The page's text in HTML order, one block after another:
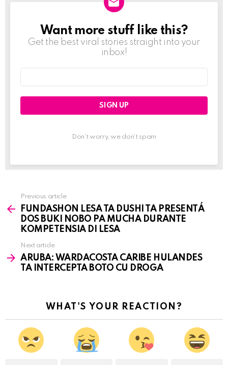
NEWSLETTER
Want more stuff like this?
Get the best viral stories straight into your
inbox!
Don't worry, we don't spam
more
Previous article
FUNDASHON LESA TA DUSHI TA PRESENTÁ
DOS BUKI NOBO PA MUCHA DURANTE
KOMPETENSIA DI LESA
Next article
ARUBA: WARDACOSTA CARIBE HULANDES
TA INTERCEPTA BOTO CU DROGA
WHAT'S YOUR REACTION?